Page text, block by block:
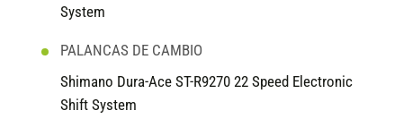
System
PALANCAS DE CAMBIO
Shimano Dura-Ace ST-R9270 22 Speed Electronic
Shift System